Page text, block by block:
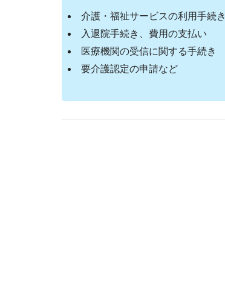
介護・福祉サービスの利用手続き
入退院手続き、費用の支払い
医療機関の受信に関する手続き
要介護認定の申請など